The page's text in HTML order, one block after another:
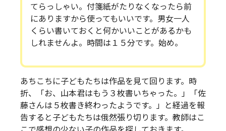
てらっしゃい。付箋紙がたりなくなったら前
にありますから使ってもいいです。男女一人
くらい書いておくと何かいいことがあるかも
しれませんよ。時間は１５分です。始め。
あちこちに子どもたちは作品を見て回ります。時
折、「お、山本君はもう３枚書いちゃった。」「佐
藤さんは５枚書き終わったようです。」と経過を報
告すると子どもたちは俄然張り切ります。教師はこ